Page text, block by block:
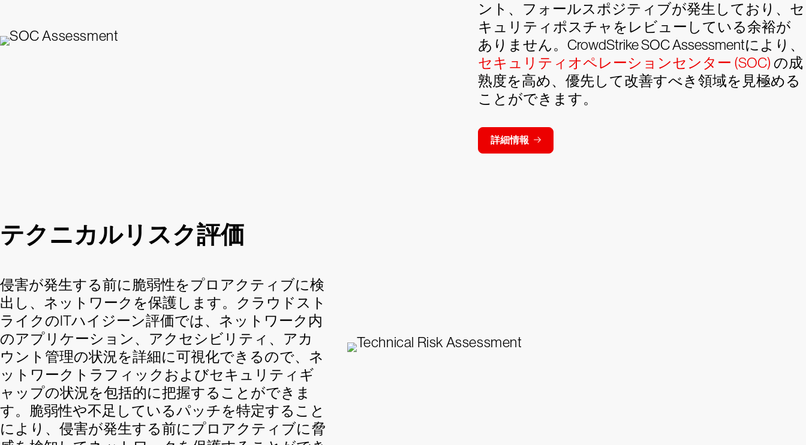
ント、フォールスポジティブが発生しており、セ
キュリティポスチャをレビューしている余裕が
ありません。CrowdStrike SOC Assessmentにより、
セキュリティオペレーションセンター (SOC) の成
熟度を高め、優先して改善すべき領域を見極める
ことができます。
詳細情報
テクニカルリスク評価
侵害が発生する前に脆弱性をプロアクティブに検
出し、ネットワークを保護します。クラウドスト
ライクのITハイジーン評価では、ネットワーク内
のアプリケーション、アクセシビリティ、アカ
ウント管理の状況を詳細に可視化できるので、ネ
ットワークトラフィックおよびセキュリティギ
ャップの状況を包括的に把握することができま
す。脆弱性や不足しているパッチを特定すること
により、侵害が発生する前にプロアクティブに脅